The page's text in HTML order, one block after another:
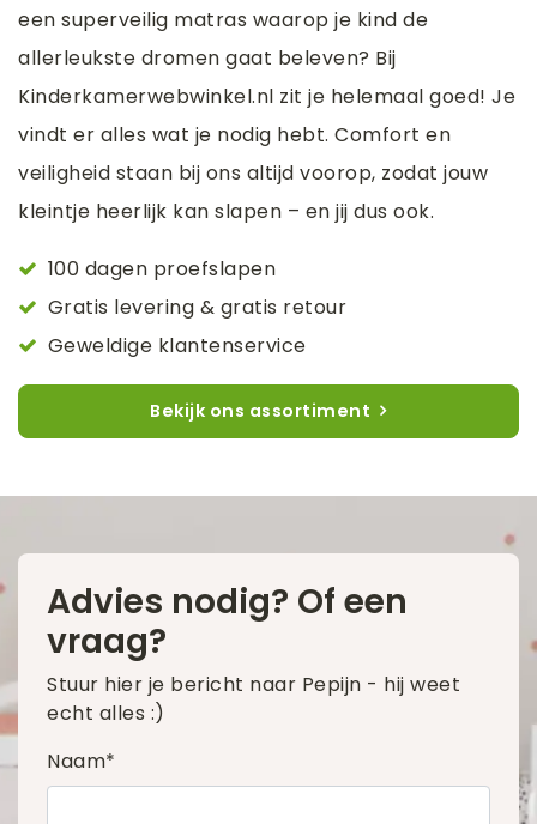
een superveilig matras waarop je kind de
allerleukste dromen gaat beleven? Bij
Kinderkamerwebwinkel.nl zit je helemaal goed! Je
vindt er alles wat je nodig hebt. Comfort en
veiligheid staan bij ons altijd voorop, zodat jouw
kleintje heerlijk kan slapen – en jij dus ook.
100 dagen proefslapen
Gratis levering & gratis retour
Geweldige klantenservice
Bekijk ons assortiment
Advies nodig? Of een
vraag?
Stuur hier je bericht naar Pepijn - hij weet
echt alles :)
Naam*